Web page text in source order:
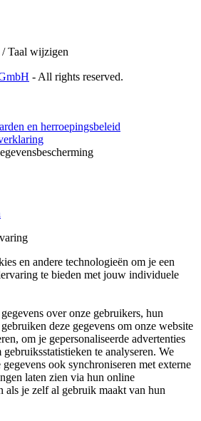
Taal wijzigen
- All rights reserved.
en herroepingsbeleid
en andere technologieën om je een
te bieden met jouw individuele
over onze gebruikers, hun
deze gegevens om onze website
om je gepersonaliseerde advertenties
te analyseren. We
ook synchroniseren met externe
laten zien via hun online
als je zelf al gebruik maakt van hun